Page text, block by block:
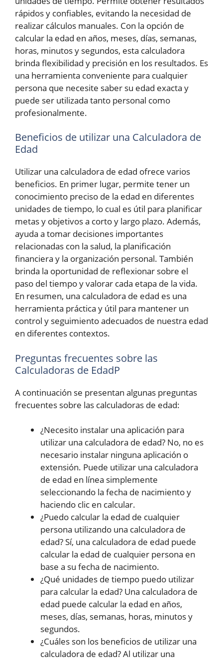
rápidos y confiables, evitando la necesidad de
realizar cálculos manuales. Con la opción de
calcular la edad en años, meses, días, semanas,
horas, minutos y segundos, esta calculadora
brinda flexibilidad y precisión en los resultados. Es
una herramienta conveniente para cualquier
persona que necesite saber su edad exacta y
puede ser utilizada tanto personal como
profesionalmente.
Beneficios de utilizar una Calculadora de
Edad
Utilizar una calculadora de edad ofrece varios
beneficios. En primer lugar, permite tener un
conocimiento preciso de la edad en diferentes
unidades de tiempo, lo cual es útil para planificar
metas y objetivos a corto y largo plazo. Además,
ayuda a tomar decisiones importantes
relacionadas con la salud, la planificación
financiera y la organización personal. También
brinda la oportunidad de reflexionar sobre el
paso del tiempo y valorar cada etapa de la vida.
En resumen, una calculadora de edad es una
herramienta práctica y útil para mantener un
control y seguimiento adecuados de nuestra edad
en diferentes contextos.
Preguntas frecuentes sobre las
Calculadoras de EdadP
A continuación se presentan algunas preguntas
frecuentes sobre las calculadoras de edad:
¿Necesito instalar una aplicación para
utilizar una calculadora de edad? No, no es
necesario instalar ninguna aplicación o
extensión. Puede utilizar una calculadora
de edad en línea simplemente
seleccionando la fecha de nacimiento y
haciendo clic en calcular.
¿Puedo calcular la edad de cualquier
persona utilizando una calculadora de
edad? Sí, una calculadora de edad puede
calcular la edad de cualquier persona en
base a su fecha de nacimiento.
¿Qué unidades de tiempo puedo utilizar
para calcular la edad? Una calculadora de
edad puede calcular la edad en años,
meses, días, semanas, horas, minutos y
segundos.
¿Cuáles son los beneficios de utilizar una
calculadora de edad? Al utilizar una